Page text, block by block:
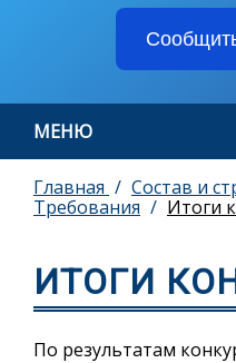
МЕНЮ
Главная Состав и
Требования
Итоги
ИТОГИ
По результатам